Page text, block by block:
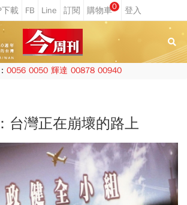
0
0056 0050 輝達 00878 00940
台灣正在崩壞的路上